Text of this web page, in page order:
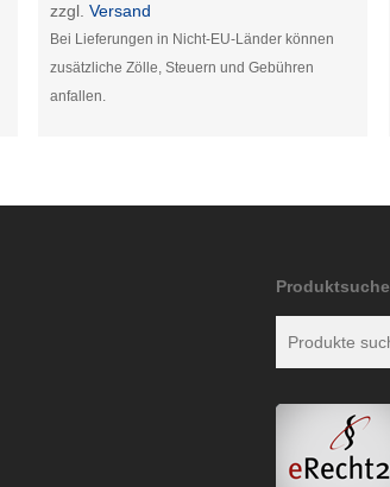
zzgl.Versand
Bei Lieferungen in Nicht-EU-Länder können
zusätzliche Zölle, Steuern und Gebühren
anfallen.
Produktsuche